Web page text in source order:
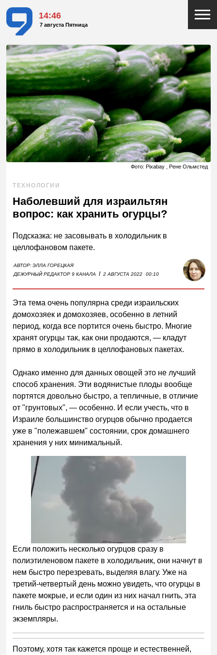
14:46
7 августа Пятница
Фото: Pixabay , Рене Ольмстед
ТЕХНОЛОГИИ
Наболевший для израильтян
вопрос: как хранить огурцы?
Подсказка: не засовывать в холодильник в
целлофановом пакете.
АВТОР:ЭЛЛА ГОРЕЦКАЯ
ДЕЖУРНЫЙ РЕДАКТОР 9 КАНАЛА
I 2 АВГУСТА 2022 00:10
Эта тема очень популярна среди израильских
домохозяек и домохозяев, особенно в летний
период, когда все портится очень быстро. Многие
хранят огурцы так, как они продаются, — кладут
прямо в холодильник в целлофановых пакетах.
Однако именно для данных овощей это не лучший
способ хранения. Эти водянистые плоды вообще
портятся довольно быстро, а тепличные, в отличие
от "грунтовых", — особенно. И если учесть, что в
Израиле большинство огурцов обычно продается
уже в "полежавшем" состоянии, срок домашнего
хранения у них минимальный.
Если положить несколько огурцов сразу в
полиэтиленовом пакете в холодильник, они начнут в
нем быстро перезревать, выделяя влагу. Уже на
третий-четвертый день можно увидеть, что огурцы в
пакете мокрые, и если один из них начал гнить, эта
гниль быстро распространяется и на остальные
экземпляры.
Поэтому, хотя так кажется проще и естественней,